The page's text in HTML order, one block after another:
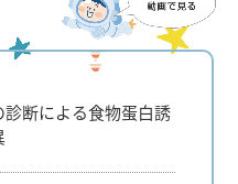
断による食物蛋白誘